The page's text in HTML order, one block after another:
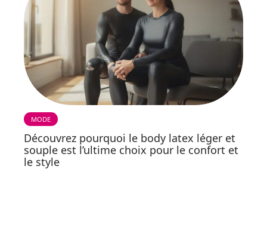
MODE
Découvrez pourquoi le body latex léger et
souple est l’ultime choix pour le confort et
le style